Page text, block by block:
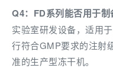
Q4：FD系列能否用于制
实验室研发设备，适用
行符合GMP要求的注射
准的生产型冻干机。